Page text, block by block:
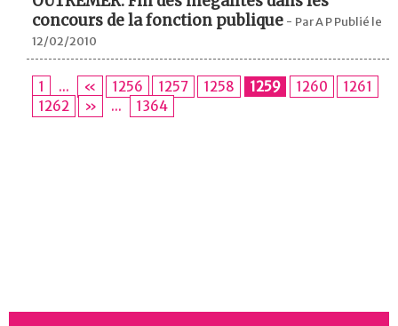
concours de la fonction publique - Par A P Publié le
12/02/2010
1 ... « 1256 1257 1258 1259 1260
1261
1262
» ... 1364